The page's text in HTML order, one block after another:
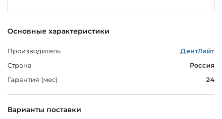
Основные характеристики
Производитель
ДентЛайт
Страна
Россия
Гарантия (мес)
24
Варианты поставки